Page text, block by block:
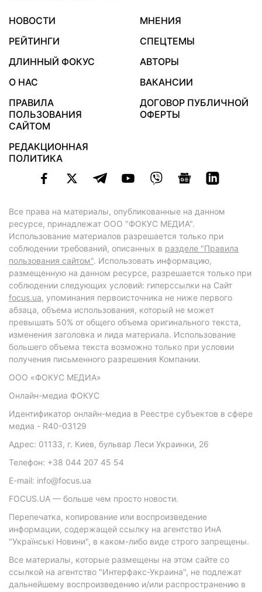
НОВОСТИ
МНЕНИЯ
РЕЙТИНГИ
СПЕЦТЕМЫ
ДЛИННЫЙ ФОКУС
АВТОРЫ
О НАС
ВАКАНСИИ
ПРАВИЛА
ПОЛЬЗОВАНИЯ
САЙТОМ
ДОГОВОР ПУБЛИЧНОЙ
ОФЕРТЫ
РЕДАКЦИОННАЯ
ПОЛИТИКА
Все права на материалы, опубликованные на данном
ресурсе, принадлежат ООО "ФОКУС МЕДИА".
Использование материалов разрешается только при
соблюдении требований, описанных в разделе "Правила
пользования сайтом". Использовать информацию,
размещенную на данном ресурсе, разрешается только при
соблюдении следующих условий: гиперссылки на Сайт
focus.ua, упоминания первоисточника не ниже первого
абзаца, объема использования, который не может
превышать 50% от общего объема оригинального текста,
изменения заголовка и лида материала. Использование
большего объема текста возможно только при условии
получения письменного разрешения Компании.
ООО «ФОКУС МЕДИА»
Онлайн-медиа ФОКУС
Идентификатор онлайн-медиа в Реестре субъектов в сфере
медиа - R40-03129
Адрес: 01133, г. Киев, бульвар Леси Украинки, 26
Телефон: +38 044 207 45 54
E-mail: info@focus.ua
FOCUS.UA — больше чем просто новости.
Перепечатка, копирование или воспроизведение
информации, содержащей ссылку на агентство ИнА
"Українські Новини", в каком-либо виде строго запрещены.
Все материалы, которые размещены на этом сайте со
ссылкой на агентство "Интерфакс-Украина", не подлежат
дальнейшему воспроизведению и/или распространению в